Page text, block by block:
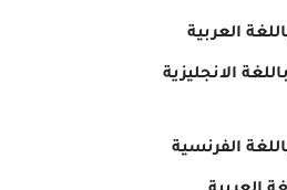
العربية
الانجليزية
الفرنسية